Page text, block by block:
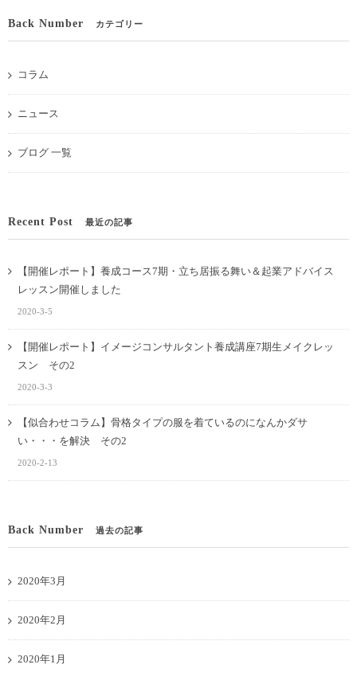
Back Number カテゴリー
コラム
ニュース
ブログ 一覧
Recent Post 最近の記事
【開催レポート】養成コース7期・立ち居振る舞い＆起業アドバイス
レッスン開催しました
2020-3-5
【開催レポート】イメージコンサルタント養成講座7期生メイクレッ
スン その2
2020-3-3
【似合わせコラム】骨格タイプの服を着ているのになんかダサ
い・・・を解決 その2
2020-2-13
Back Number 過去の記事
2020年3月
2020年2月
2020年1月